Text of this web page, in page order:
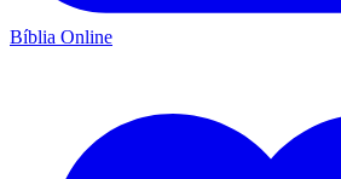
Bíblia Online